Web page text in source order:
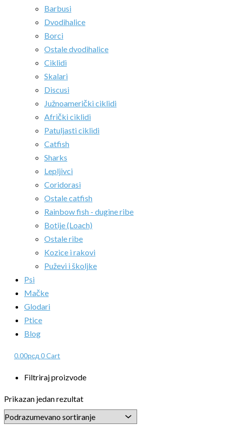
Barbusi
Dvodihalice
Borci
Ostale dvodihalice
Ciklidi
Skalari
Discusi
Južnoamerički ciklidi
Afrički ciklidi
Patuljasti ciklidi
Catfish
Sharks
Lepljivci
Coridorasi
Ostale catfish
Rainbow fish - dugine ribe
Botije (Loach)
Ostale ribe
Kozice i rakovi
Puževi i školjke
Psi
Mačke
Glodari
Ptice
Blog
0.00рсд 0Cart
Filtriraj proizvode
Prikazan jedan rezultat